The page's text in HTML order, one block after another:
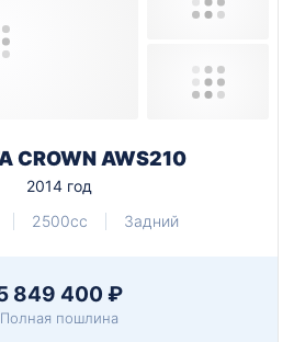
CROWN AWS210
2014 год
2500cc Задний
849 400 ₽
Полная пошлина